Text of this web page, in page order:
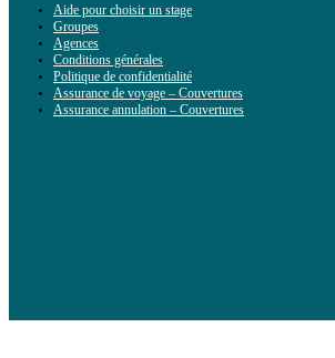
Aide pour choisir un stage
Groupes
Agences
Conditions générales
Politique de confidentialité
Assurance de voyage – Couvertures
Assurance annulation – Couvertures